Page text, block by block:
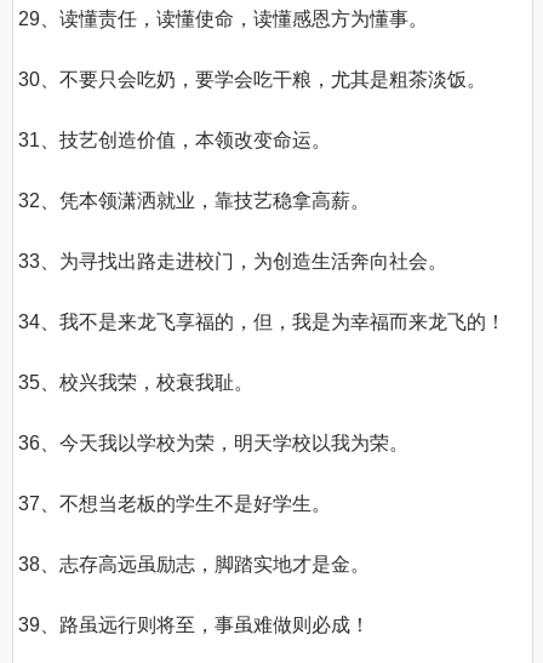
29、读懂责任，读懂使命，读懂感恩方为懂事。
30、不要只会吃奶，要学会吃干粮，尤其是粗茶淡饭。
31、技艺创造价值，本领改变命运。
32、凭本领潇洒就业，靠技艺稳拿高薪。
33、为寻找出路走进校门，为创造生活奔向社会。
34、我不是来龙飞享福的，但，我是为幸福而来龙飞的！
35、校兴我荣，校衰我耻。
36、今天我以学校为荣，明天学校以我为荣。
37、不想当老板的学生不是好学生。
38、志存高远虽励志，脚踏实地才是金。
39、路虽远行则将至，事虽难做则必成！